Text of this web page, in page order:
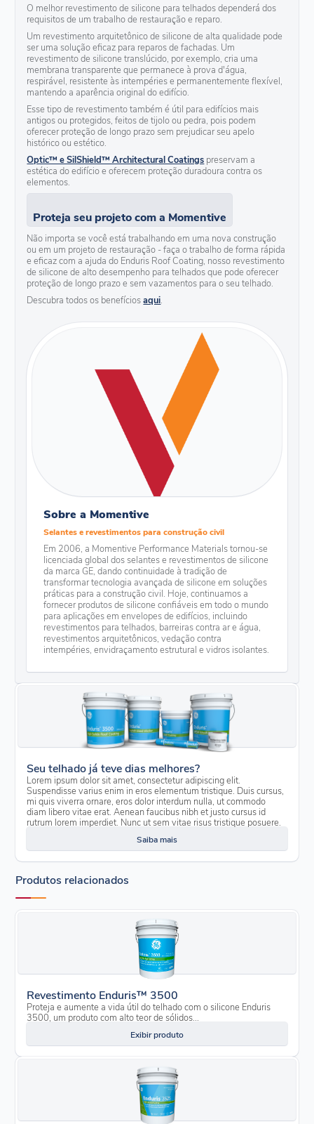
O melhor revestimento de silicone para telhados dependerá dos
requisitos de um trabalho de restauração e reparo.
Um revestimento arquitetônico de silicone de alta qualidade pode
ser uma solução eficaz para reparos de fachadas. Um
revestimento de silicone translúcido, por exemplo, cria uma
membrana transparente que permanece à prova d'água,
respirável, resistente às intempéries e permanentemente flexível,
mantendo a aparência original do edifício.
Esse tipo de revestimento também é útil para edifícios mais
antigos ou protegidos, feitos de tijolo ou pedra, pois podem
oferecer proteção de longo prazo sem prejudicar seu apelo
histórico ou estético.
Optic™ e SilShield™ Architectural Coatings preservam a
estética do edifício e oferecem proteção duradoura contra os
elementos.
Proteja seu projeto com a Momentive
Não importa se você está trabalhando em uma nova construção
ou em um projeto de restauração - faça o trabalho de forma rápida
e eficaz com a ajuda do Enduris Roof Coating, nosso revestimento
de silicone de alto desempenho para telhados que pode oferecer
proteção de longo prazo e sem vazamentos para o seu telhado.
Descubra todos os benefíciosaqui
Sobre a Momentive
Selantes e revestimentos para construção civil
Em 2006, a Momentive Performance Materials tornou-se
licenciada global dos selantes e revestimentos de silicone
da marca GE, dando continuidade à tradição de
transformar tecnologia avançada de silicone em soluções
práticas para a construção civil. Hoje, continuamos a
fornecer produtos de silicone confiáveis em todo o mundo
para aplicações em envelopes de edifícios, incluindo
revestimentos para telhados, barreiras contra ar e água,
revestimentos arquitetônicos, vedação contra
intempéries, envidraçamento estrutural e vidros isolantes.
Seu telhado já teve dias melhores?
Lorem ipsum dolor sit amet, consectetur adipiscing elit.
Suspendisse varius enim in eros elementum tristique. Duis cursus,
mi quis viverra ornare, eros dolor interdum nulla, ut commodo
diam libero vitae erat. Aenean faucibus nibh et justo cursus id
rutrum lorem imperdiet. Nunc ut sem vitae risus tristique posuere.
Saiba mais
Produtos relacionados
Revestimento Enduris™ 3500
Proteja e aumente a vida útil do telhado com o silicone Enduris
3500, um produto com alto teor de sólidos...
Exibir produto